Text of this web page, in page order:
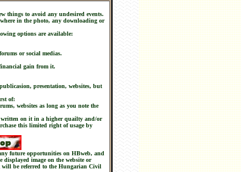
things to avoid any undesired events.
in the photo, any downloading or
options are available:
or social medias.
gain from it.
presentation, websites, but
of:
websites as long as you note the
on it in a higher quailty and/or
this limited right of usage by
future opportunities on HBweb, and
image on the website or
will be referred to the Hungarian Civil